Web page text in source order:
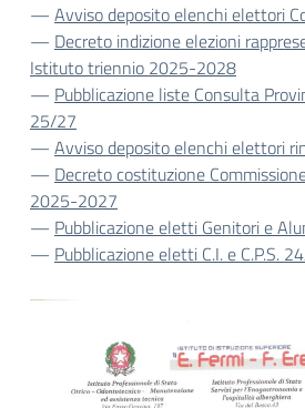
— Avviso deposito elenchi elettori
— Decreto indizione elezioni
Istituto triennio 2025-2028
— Pubblicazione liste Consulta
25/27
— Avviso deposito elenchi elettori
— Decreto costituzione
2025-2027
— Pubblicazione eletti Genitori e
— Pubblicazione eletti C.I. e C.P.S.